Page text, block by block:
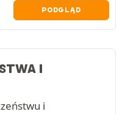
PODGLĄD
I
i